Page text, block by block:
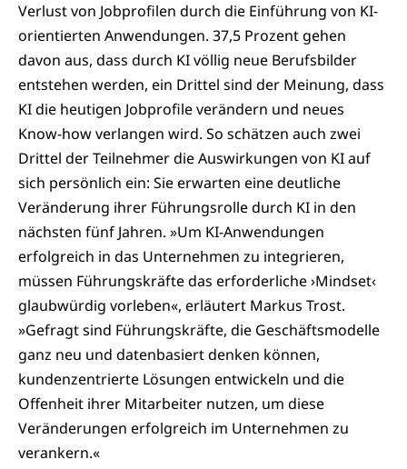
Verlust von Jobprofilen durch die Einführung von KI-
orientierten Anwendungen. 37,5 Prozent gehen
davon aus, dass durch KI völlig neue Berufsbilder
entstehen werden, ein Drittel sind der Meinung, dass
KI die heutigen Jobprofile verändern und neues
Know-how verlangen wird. So schätzen auch zwei
Drittel der Teilnehmer die Auswirkungen von KI auf
sich persönlich ein: Sie erwarten eine deutliche
Veränderung ihrer Führungsrolle durch KI in den
nächsten fünf Jahren. »Um KI-Anwendungen
erfolgreich in das Unternehmen zu integrieren,
müssen Führungskräfte das erforderliche ›Mindset‹
glaubwürdig vorleben«, erläutert Markus Trost.
»Gefragt sind Führungskräfte, die Geschäftsmodelle
ganz neu und datenbasiert denken können,
kundenzentrierte Lösungen entwickeln und die
Offenheit ihrer Mitarbeiter nutzen, um diese
Veränderungen erfolgreich im Unternehmen zu
verankern.«